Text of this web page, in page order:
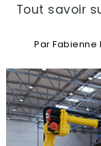
Tout savoir
ParFabienne